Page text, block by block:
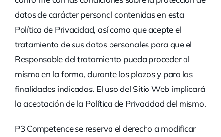
datos de carácter personal contenidas en esta
Política de Privacidad, así como que acepte el
tratamiento de sus datos personales para que el
Responsable del tratamiento pueda proceder al
mismo en la forma, durante los plazos y para las
finalidades indicadas. El uso del Sitio Web implicará
la aceptación de la Política de Privacidad del mismo.
P3 Competence se reserva el derecho a modificar